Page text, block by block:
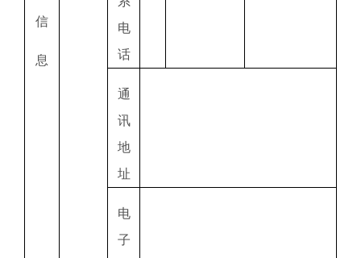
信
息
电
话
通
讯
地
址
电
子